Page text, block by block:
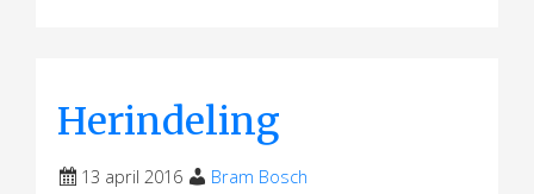
Herindeling
13 april 2016 Bram Bosch